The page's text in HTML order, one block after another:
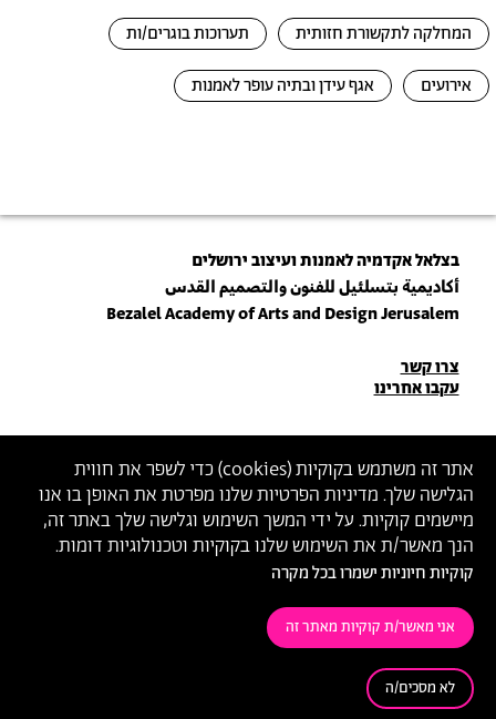
אתר זה משתמש בקוקיות (cookies) כדי לשפר את חווית
הגלישה שלך. מדיניות הפרטיות שלנו מפרטת את האופן בו אנו
מיישמים קוקיות. על ידי המשך השימוש וגלישה שלך באתר זה,
הנך מאשר/ת את השימוש שלנו בקוקיות וטכנולוגיות דומות.
קוקיות חיוניות ישמרו בכל מקרה
אני מאשר/ת קוקיות מאתר זה
לא מסכים/ה
המחלקה לתקשורת חזותית תערוכות בוגרים/ות
אירועים אגף עידן ובתיה עופר לאמנות
בצלאל אקדמיה לאמנות ועיצוב ירושלים
أكاديمية بتسلئيل للفنون والتصميم القدس
Bezalel Academy of Arts and Design Jerusalem
פרטי
יצירת
קשר
צרו קשר
עקבו אחרינו
הצטרפו לניוזלטר שלנו
הכניסו כתובת מייל
ההצטרפות מהווה הסכמה למדיניות הפרטיות ול תנאי השימוש של בצלאל
הצהרת נגישות מדיניות פרטיות